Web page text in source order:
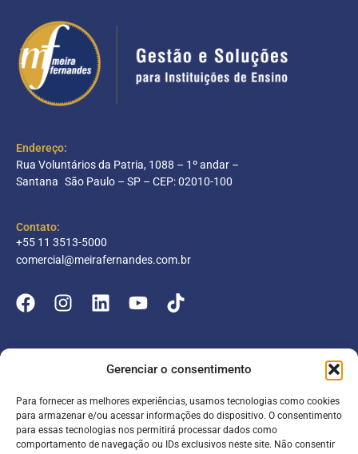
Gerenciar o consentimento
Para fornecer as melhores experiências, usamos tecnologias como cookies
para armazenar e/ou acessar informações do dispositivo. O consentimento
para essas tecnologias nos permitirá processar dados como
comportamento de navegação ou IDs exclusivos neste site. Não consentir
Endereço:
Rua Voluntários da Patria, 1088 – 1º andar –
Santana São Paulo – SP – CEP: 02010-100
Contato:
+55 11 3513-5000
comercial@meirafernandes.com.br
Parceiros
Blog
Portal do Colaborador
Entrar
Serviços